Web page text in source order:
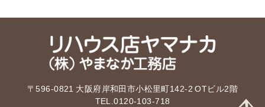
〒596-0821 大阪府岸和田市小松里町142-2 OTビル2階
TEL.0120-103-718